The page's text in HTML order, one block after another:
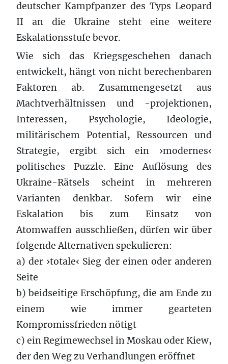
deutscher Kampfpanzer des Typs Leopard
II an die Ukraine steht eine weitere
Eskalationsstufe bevor.
Wie sich das Kriegsgeschehen danach
entwickelt, hängt von nicht berechenbaren
Faktoren ab. Zusammengesetzt aus
Machtverhältnissen und -projektionen,
Interessen, Psychologie, Ideologie,
militärischem Potential, Ressourcen und
Strategie, ergibt sich ein ›modernes‹
politisches Puzzle. Eine Auflösung des
Ukraine-Rätsels scheint in mehreren
Varianten denkbar. Sofern wir eine
Eskalation bis zum Einsatz von
Atomwaffen ausschließen, dürfen wir über
folgende Alternativen spekulieren:
a) der ›totale‹ Sieg der einen oder anderen
Seite
b) beidseitige Erschöpfung, die am Ende zu
einem wie immer gearteten
Kompromissfrieden nötigt
c) ein Regimewechsel in Moskau oder Kiew,
der den Weg zu Verhandlungen eröffnet